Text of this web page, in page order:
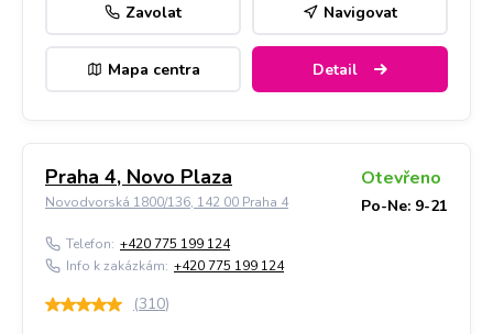
Zavolat Navigovat
Mapa centra Detail
Praha 4, Novo Plaza
Novodvorská 1800/136, 142 00 Praha 4
Otevřeno
Po-Ne: 9-21
Telefon: +420 775 199 124
Info k zakázkám: +420 775 199 124
(310)